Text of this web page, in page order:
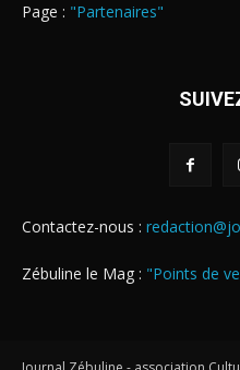
Page : "Partenaires"
Contactez-nous :
Zébuline le Mag : "Points de